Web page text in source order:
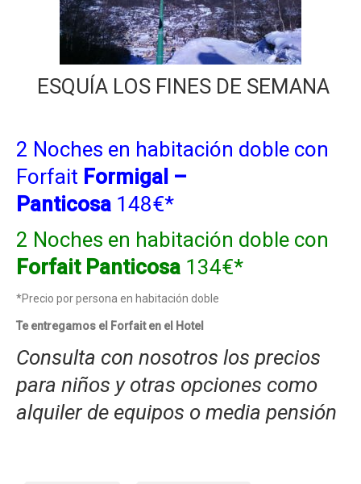
ESQUÍA LOS FINES DE SEMANA
2 Noches en habitación doble con
Forfait Formigal –
Panticosa 148€*
2 Noches en habitación doble con
Forfait Panticosa 134€*
*Precio por persona en habitación doble
Te entregamos el Forfait en el Hotel
Consulta con nosotros los precios
para niños y otras opciones como
alquiler de equipos o media pensión